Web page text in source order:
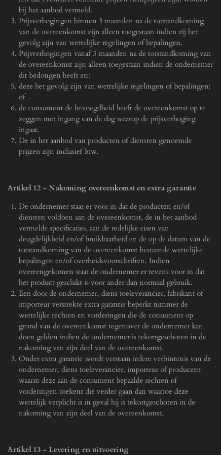
bij het aanbod vermeld.
Prijsverhogingen binnen 3 maanden na de totstandkoming
van de overeenkomst zijn alleen toegestaan indien zij het
gevolg zijn van wettelijke regelingen of bepalingen.
Prijsverhogingen vanaf 3 maanden na de totstandkoming van
de overeenkomst zijn alleen toegestaan indien de ondernemer
dit bedongen heeft en:
deze het gevolg zijn van wettelijke regelingen of bepalingen;
of
de consument de bevoegdheid heeft de overeenkomst op te
zeggen met ingang van de dag waarop de prijsverhoging
ingaat.
De in het aanbod van producten of diensten genoemde
prijzen zijn inclusief btw.
Artikel 12 - Nakoming overeenkomst en extra garantie
De ondernemer staat er voor in dat de producten en/of
diensten voldoen aan de overeenkomst, de in het aanbod
vermelde specificaties, aan de redelijke eisen van
deugdelijkheid en/of bruikbaarheid en de op de datum van de
totstandkoming van de overeenkomst bestaande wettelijke
bepalingen en/of overheidsvoorschriften. Indien
overeengekomen staat de ondernemer er tevens voor in dat
het product geschikt is voor ander dan normaal gebruik.
Een door de ondernemer, diens toeleverancier, fabrikant of
importeur verstrekte extra garantie beperkt nimmer de
wettelijke rechten en vorderingen die de consument op
grond van de overeenkomst tegenover de ondernemer kan
doen gelden indien de ondernemer is tekortgeschoten in de
nakoming van zijn deel van de overeenkomst.
Onder extra garantie wordt verstaan iedere verbintenis van de
ondernemer, diens toeleverancier, importeur of producent
waarin deze aan de consument bepaalde rechten of
vorderingen toekent die verder gaan dan waartoe deze
wettelijk verplicht is in geval hij is tekortgeschoten in de
nakoming van zijn deel van de overeenkomst.
Artikel 13 - Levering en uitvoering